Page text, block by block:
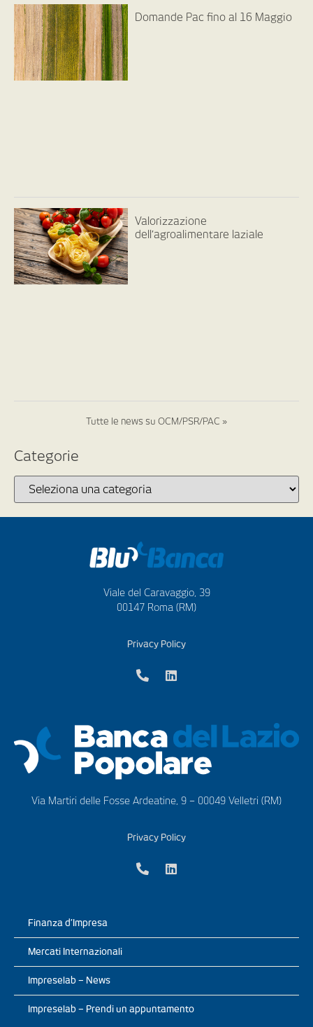
Domande Pac fino al 16 Maggio
Valorizzazione
dell’agroalimentare laziale
Tutte le news su OCM/PSR/PAC »
Categorie
Viale del Caravaggio, 39
00147 Roma (RM)
Privacy Policy
Via Martiri delle Fosse Ardeatine, 9 – 00049 Velletri (RM)
Privacy Policy
Finanza d’Impresa
Mercati Internazionali
Impreselab – News
Impreselab – Prendi un appuntamento